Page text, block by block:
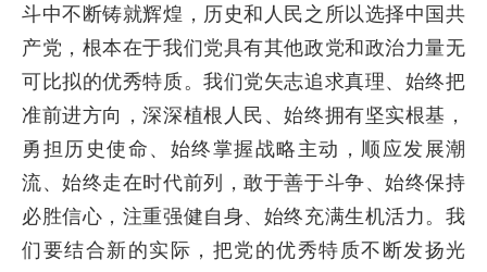
斗中不断铸就辉煌，历史和人民之所以选择中国共
产党，根本在于我们党具有其他政党和政治力量无
可比拟的优秀特质。我们党矢志追求真理、始终把
准前进方向，深深植根人民、始终拥有坚实根基，
勇担历史使命、始终掌握战略主动，顺应发展潮
流、始终走在时代前列，敢于善于斗争、始终保持
必胜信心，注重强健自身、始终充满生机活力。我
们要结合新的实际，把党的优秀特质不断发扬光